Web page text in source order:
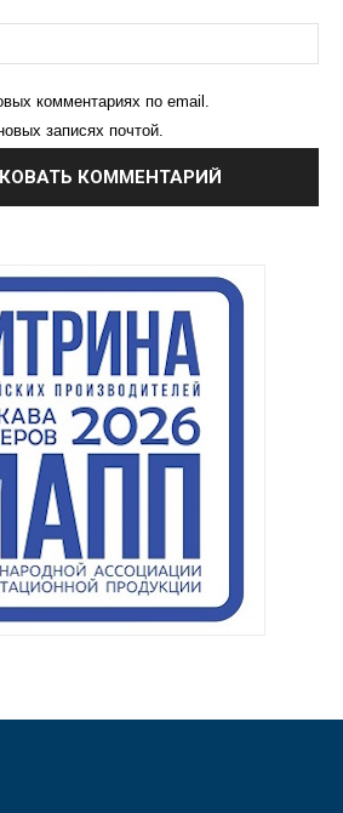
комментариях по email.
записях почтой.